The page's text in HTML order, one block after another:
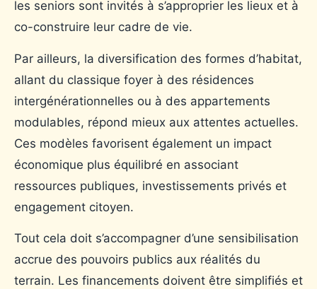
les seniors sont invités à s’approprier les lieux et à
co-construire leur cadre de vie.
Par ailleurs, la diversification des formes d’habitat,
allant du classique foyer à des résidences
intergénérationnelles ou à des appartements
modulables, répond mieux aux attentes actuelles.
Ces modèles favorisent également un impact
économique plus équilibré en associant
ressources publiques, investissements privés et
engagement citoyen.
Tout cela doit s’accompagner d’une sensibilisation
accrue des pouvoirs publics aux réalités du
terrain. Les financements doivent être simplifiés et